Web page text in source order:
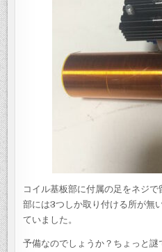
コイル基板部に付属の足をネジ
部には3つしか取り付ける所が無
ていました。
予備なのでしょうか？ちょっと謎